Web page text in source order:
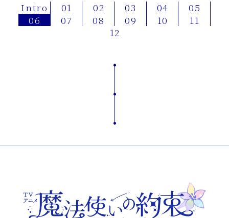
Intro 01 02 03 04
05
06
07 08 09 10
11
12